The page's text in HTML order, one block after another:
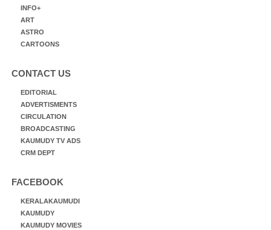
INFO+
ART
ASTRO
CARTOONS
CONTACT US
EDITORIAL
ADVERTISMENTS
CIRCULATION
BROADCASTING
KAUMUDY TV ADS
CRM DEPT
FACEBOOK
KERALAKAUMUDI
KAUMUDY
KAUMUDY MOVIES